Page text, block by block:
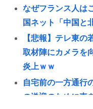
なぜフランス人は
国ネット「中国と
【悲報】テレ東の
取材陣にカメラを
炎上ｗｗ
自宅前の一方通行
の送迎のために車